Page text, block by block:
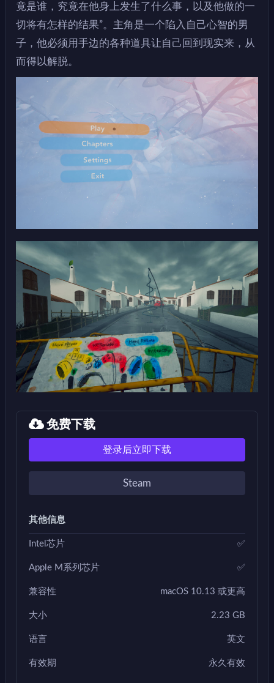
竟是谁，究竟在他身上发生了什么事，以及他做的一
切将有怎样的结果”。主角是一个陷入自己心智的男
子，他必须用手边的各种道具让自己回到现实来，从
而得以解脱。
免费下载
登录后立即下载
Steam
其他信息
Intel芯片 ✅
Apple M系列芯片 ✅
兼容性 macOS 10.13 或更高
大小 2.23 GB
语言 英文
有效期 永久有效